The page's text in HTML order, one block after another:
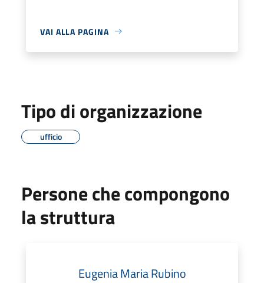
VAI ALLA PAGINA
Tipo di organizzazione
ufficio
Persone che compongono
la struttura
Eugenia Maria Rubino